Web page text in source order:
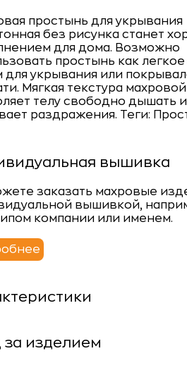
простынь для укрывания
без рисунка станет
для дома. Возможно
простынь как
для укрывания или
Мягкая текстура
телу свободно дышать
раздражения. Теги:
вышивка
заказать махровые
вышивкой,
компании или именем.
100% хлопок
за изделием